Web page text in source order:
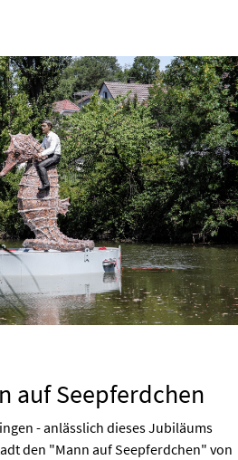
auf Seepferdchen
- anlässlich dieses Jubiläums
den "Mann auf Seepferdchen" von